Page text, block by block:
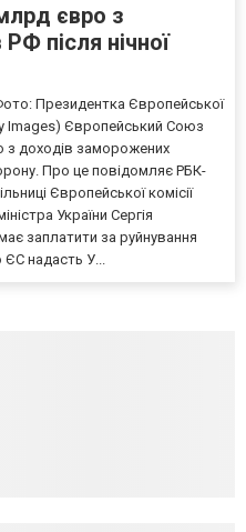
євро з
після нічної
Президентка Європейської
Images) Європейський Союз
з доходів заморожених
Про це повідомляє РБК-
Європейської комісії
України Сергія
заплатити за руйнування
надасть У...